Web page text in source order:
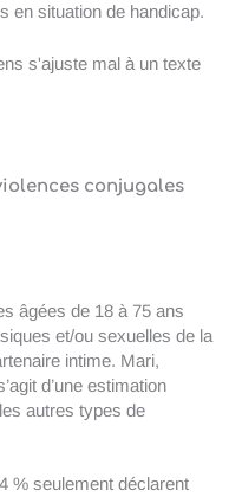
en situation de handicap.
s'ajuste mal à un texte
conjugales
âgées de 18 à 75 ans
et/ou sexuelles de la
intime. Mari,
d’une estimation
autres types de
% seulement déclarent